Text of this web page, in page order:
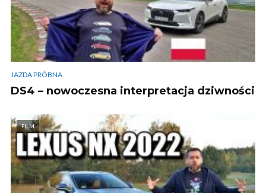
JAZDA PRÓBNA
DS4 – nowoczesna interpretacja dziwności
FILM